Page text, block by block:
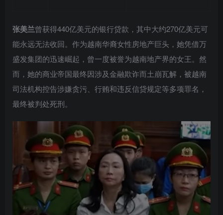
张美兰曾获得440亿美元的银行贷款，其中大约270亿美元可
能永远无法收回。作为越南华裔女性房地产巨头，她凭借万
盛发集团的迅速崛起，曾一度被誉为越南地产界的女王。然
而，她的商业帝国最终因涉及金融欺诈而土崩瓦解，被越南
司法机构控告涉嫌贪污、行贿和违反信贷规定等多项罪名，
最终被判处死刑。